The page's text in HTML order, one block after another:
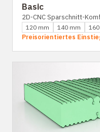
Basic
2D-CNC Sparschnitt-
120 mm 140 mm
Preisorientiertes